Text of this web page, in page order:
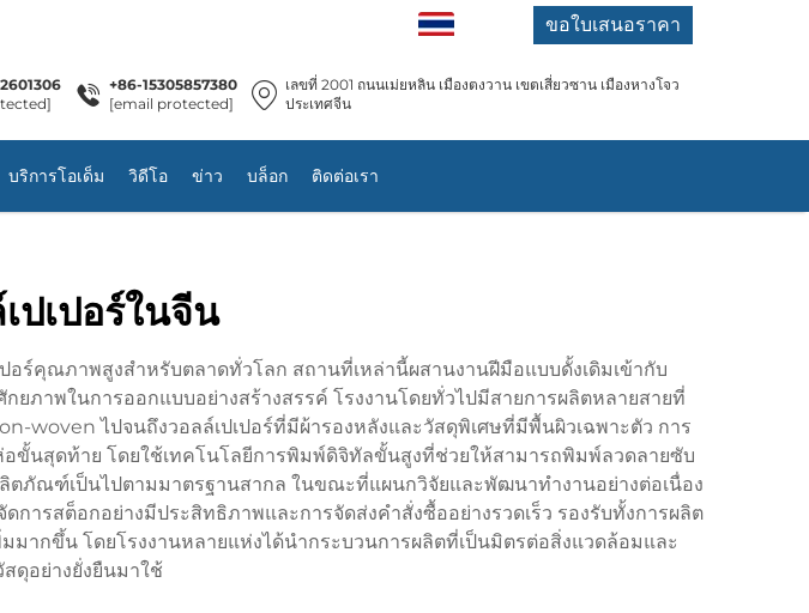
ขอใบเสนอราคา
+86-15305857380
[email protected]
เลขที่ 2001 ถนนเม่ยหลิน เมืองตงวาน เขตเสี่ยวซาน เมืองหางโจว
ประเทศจีน
บริการโอเด็ม วิดีโอ ข่าว บล็อก ติดต่อเรา
ปเปอร์ในจีน
อร์คุณภาพสูงสำหรับตลาดทั่วโลก สถานที่เหล่านี้ผสานงานฝีมือแบบดั้งเดิมเข้ากับ
าพในการออกแบบอย่างสร้างสรรค์ โรงงานโดยทั่วไปมีสายการผลิตหลายสายที่
woven ไปจนถึงวอลล์เปเปอร์ที่มีผ้ารองหลังและวัสดุพิเศษที่มีพื้นผิวเฉพาะตัว การ
ขั้นสุดท้าย โดยใช้เทคโนโลยีการพิมพ์ดิจิทัลขั้นสูงที่ช่วยให้สามารถพิมพ์ลวดลายซับ
ภัณฑ์เป็นไปตามมาตรฐานสากล ในขณะที่แผนกวิจัยและพัฒนาทำงานอย่างต่อเนื่อง
ารสต็อกอย่างมีประสิทธิภาพและการจัดส่งคำสั่งซื้ออย่างรวดเร็ว รองรับทั้งการผลิต
ากขึ้น โดยโรงงานหลายแห่งได้นำกระบวนการผลิตที่เป็นมิตรต่อสิ่งแวดล้อมและ
ดุอย่างยั่งยืนมาใช้